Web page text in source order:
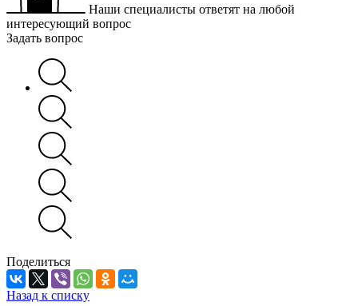
Наши специалисты ответят на любой
интересующий вопрос
Задать вопрос
Поделиться
Назад к списку